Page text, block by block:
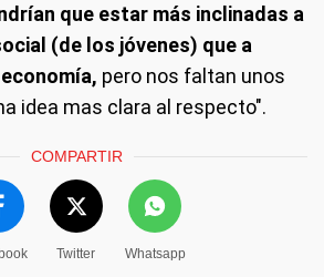
que estar más inclinadas a
(de los jóvenes) que a
pero nos faltan unos
idea mas clara al respecto".
COMPARTIR
Twitter Whatsapp